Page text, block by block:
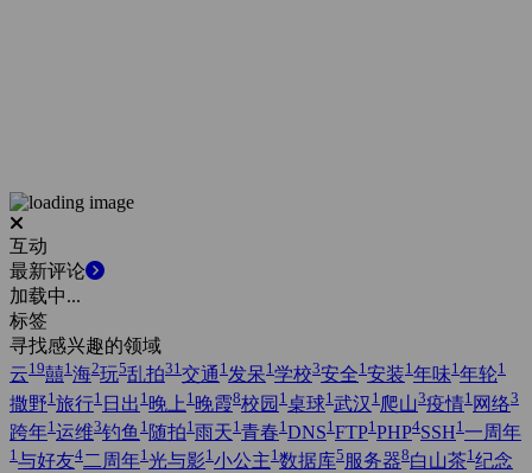
互动
最新评论
加载中...
标签
寻找感兴趣的领域
云19囍1海2玩5乱拍31交通 1发呆1学校3安全1安装1年味1年轮1
撒野1 旅行1 日出 1 晚上 1 晚霞8校园 1 桌球1 武汉 1 爬山3疫情1 网络3
跨年1 运维3钓鱼 1 随拍1 雨天1 青春1 DNS1 FTP1 PHP4SSH1 一周年
1 与好友4二周年1 光与影1 小公主1 数据库5 服务器8白山茶1 纪念